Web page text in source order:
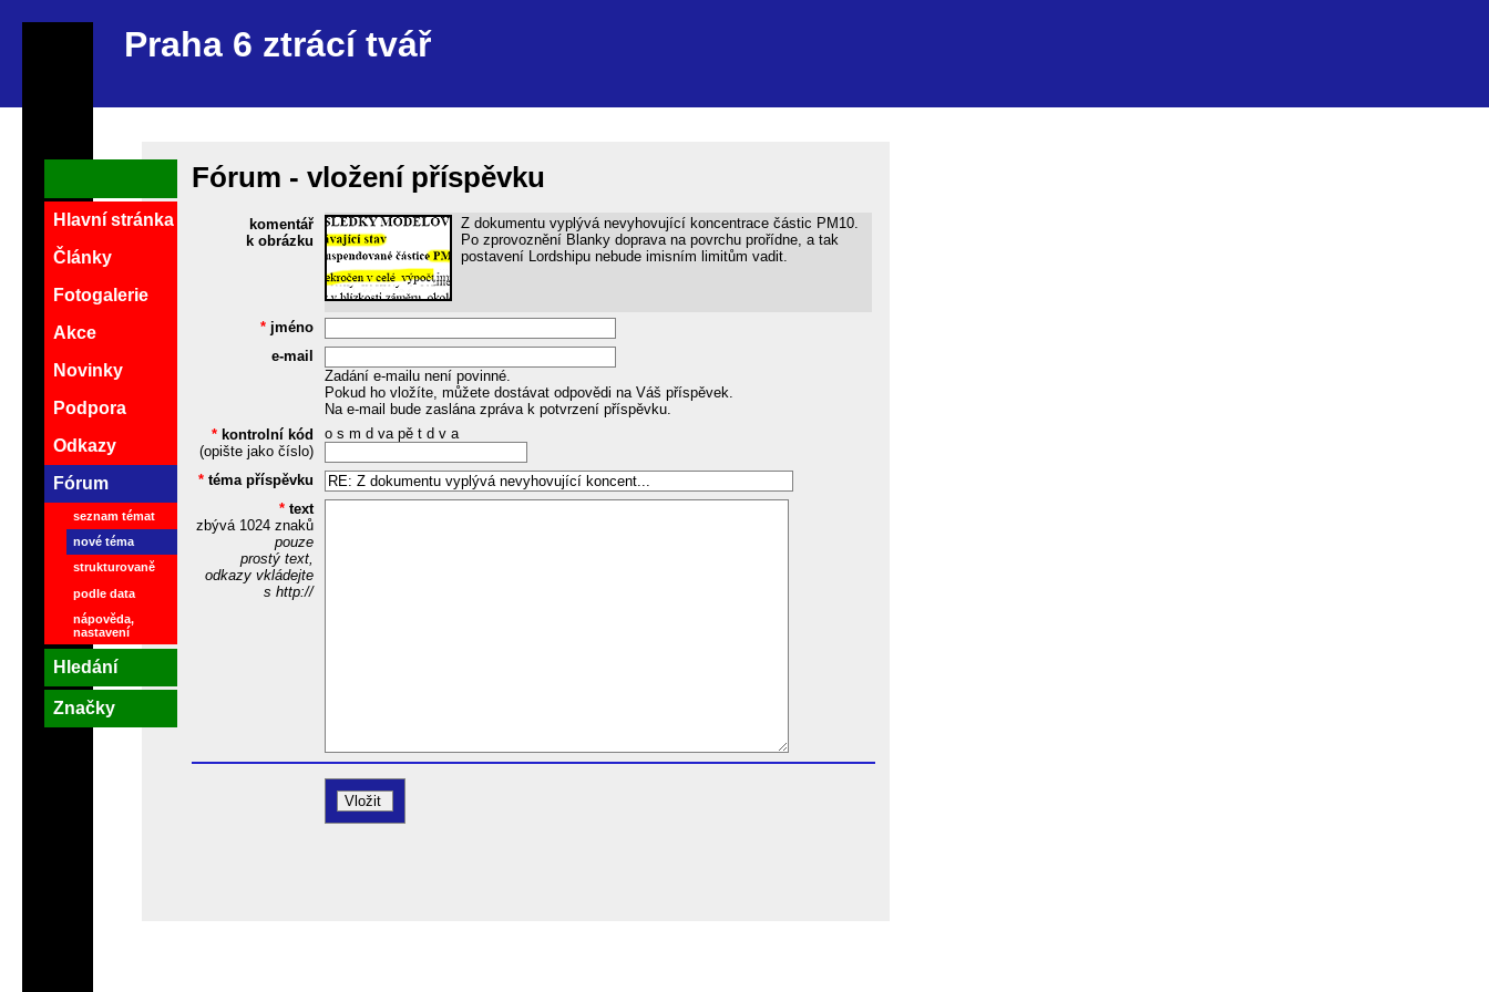
Praha 6 ztrácí tvář
Fórum - vložení příspěvku
komentář
k obrázku
Z dokumentu vyplývá nevyhovující koncentrace částic PM10.
Po zprovoznění Blanky doprava na povrchu prořídne, a tak
postavení Lordshipu nebude imisním limitům vadit.
* jméno
e-mail
Zadání e-mailu není povinné.
Pokud ho vložíte, můžete dostávat odpovědi na Váš příspěvek.
Na e-mail bude zaslána zpráva k potvrzení příspěvku.
* kontrolní kód
(opište jako číslo)
o s m d va pě t d v a
* téma příspěvku
* text
zbývá 1024znaků
pouze
prostý text,
odkazy vkládejte
s http://
Hlavní stránka
Články
Fotogalerie
Akce
Novinky
Podpora
Odkazy
Fórum
seznam témat
nové téma
strukturovaně
podle data
nápověda,
nastavení
Hledání
Značky